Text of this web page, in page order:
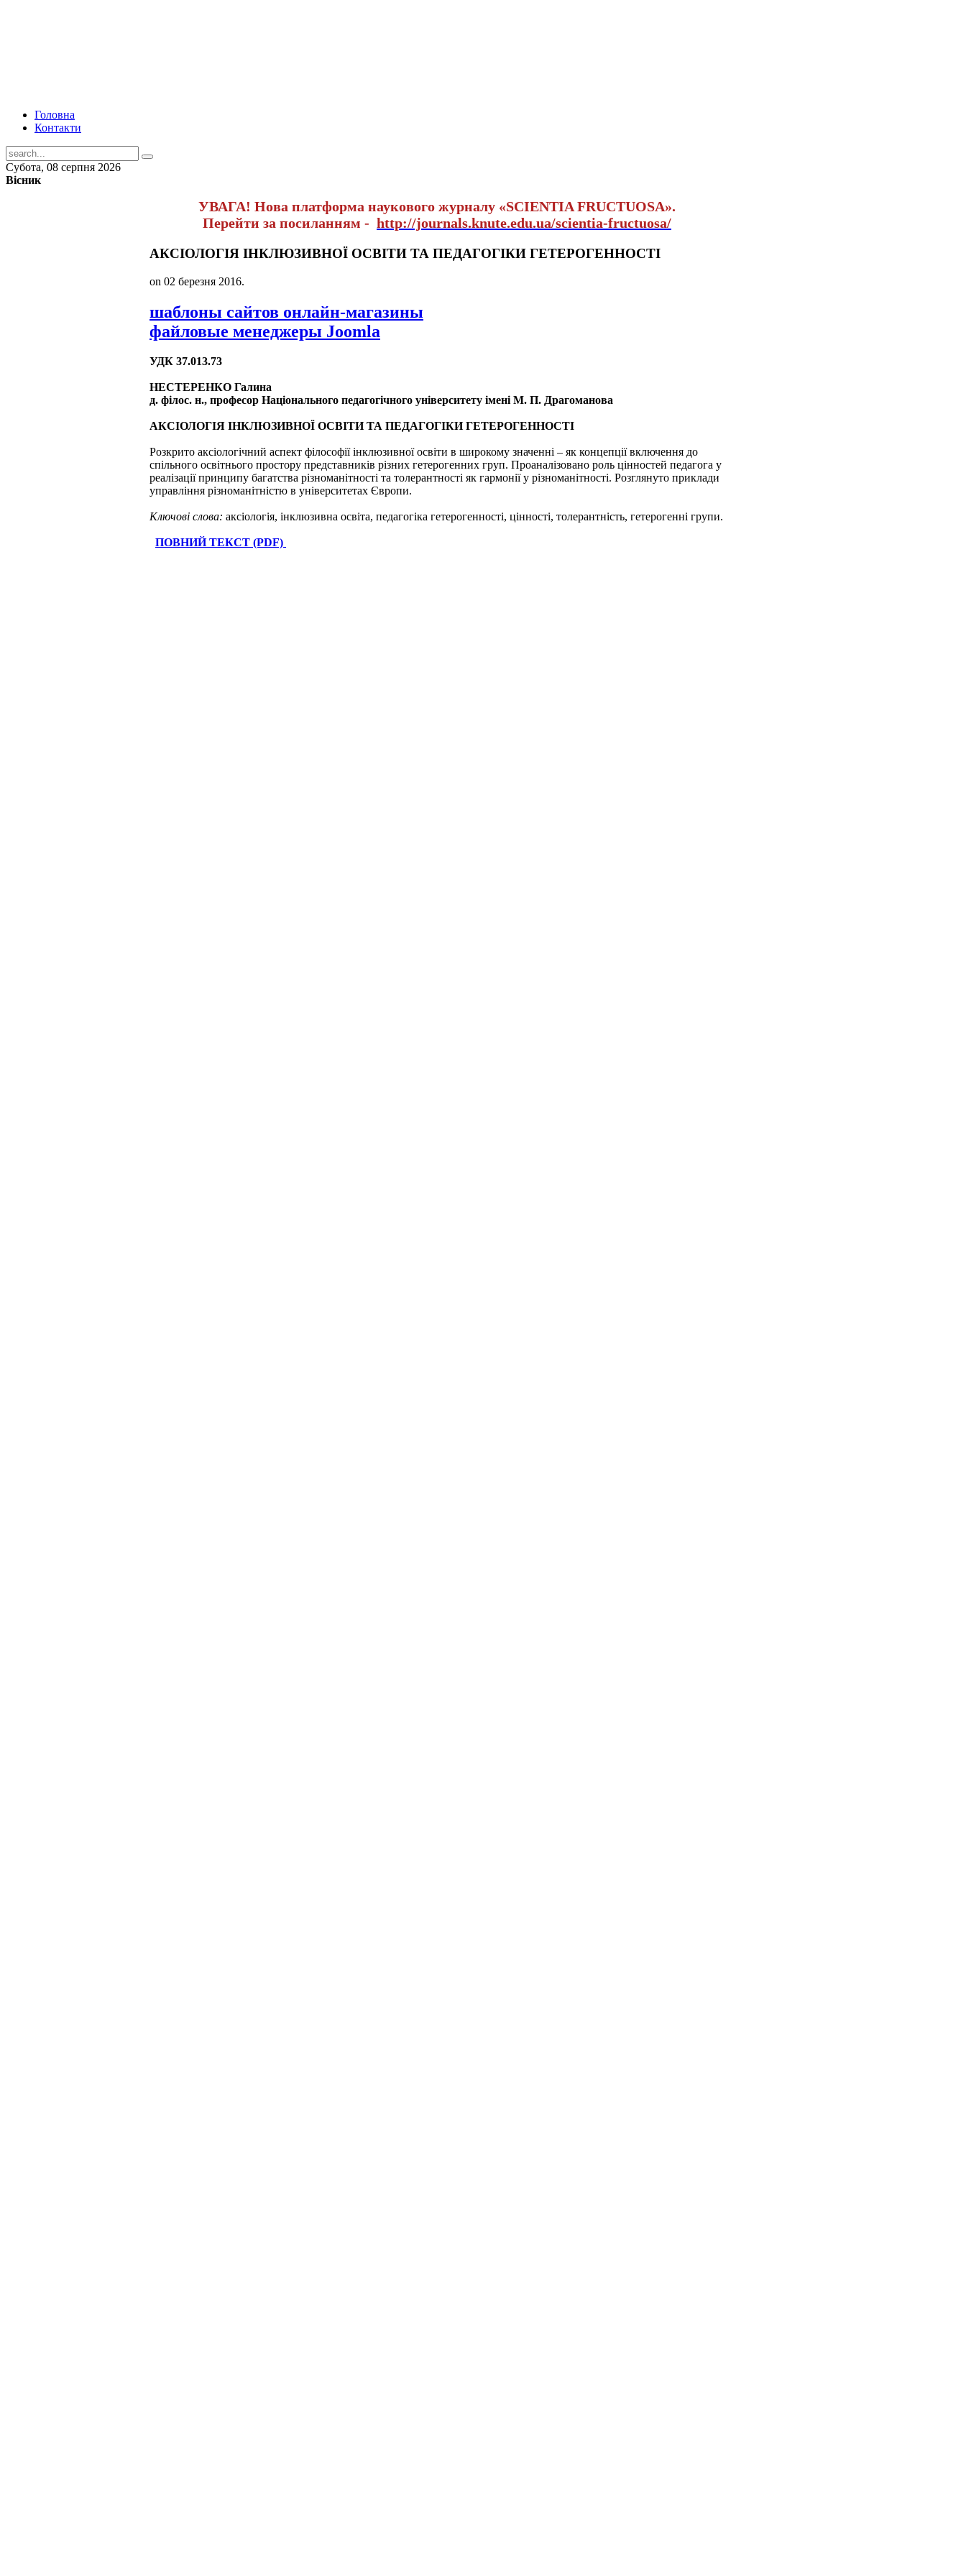
Головна
Контакти
Субота, 08 серпня 2026
Вісник
УВАГА! Нова платформа наукового журналу «SCIENTIA FRUCTUOSA».
Перейти за посиланням - http://journals.knute.edu.ua/scientia-fructuosa/
АКСІОЛОГІЯ ІНКЛЮЗИВНОЇ ОСВІТИ ТА ПЕДАГОГІКИ ГЕТЕРОГЕННОСТІ
on 02 березня 2016.
шаблоны сайтов онлайн-магазины
файловые менеджеры Joomla
УДК 37.013.73
НЕСТЕРЕНКО Галина
д. філос. н., професор Національного педагогічного університету імені М. П. Драгоманова
АКСІОЛОГІЯ ІНКЛЮЗИВНОЇ ОСВІТИ ТА ПЕДАГОГІКИ ГЕТЕРОГЕННОСТІ
Розкрито аксіологічний аспект філософії інклюзивної освіти в широкому значенні – як концепції включення до
спільного освітнього простору представників різних гетерогенних груп. Проаналізовано роль цінностей педагога у
реалізації принципу багатства різноманітності та толерантності як гармонії у різноманітності. Розглянуто приклади
управління різноманітністю в університетах Європи.
Ключові слова: аксіологія, інклюзивна освіта, педагогіка гетерогенності, цінності, толерантність, гетерогенні групи.
ПОВНИЙ ТЕКСТ (PDF)